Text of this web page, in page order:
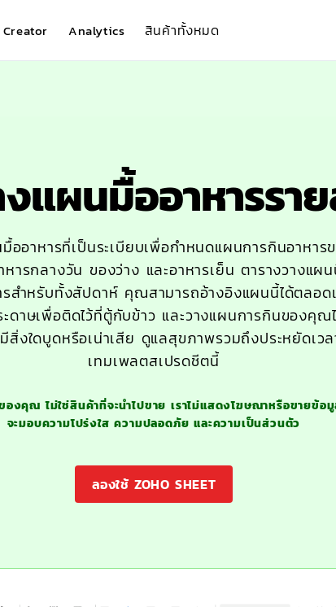
Creator Analytics สินค้าทั้งหมด
งแผนมื้ออาหารรา
ออาหารที่เป็นระเบียบเพื่อกำหนดแผนการกินอาหา
หารกลางวัน ของว่าง และอาหารเย็น ตารางวางแผ
รสำหรับทั้งสัปดาห์ คุณสามารถอ้างอิงแผนนี้ได้ตลอด
ดาษเพื่อติดไว้ที่ตู้กับข้าว และวางแผนการกินของคุณ
สิ่งใดบูดหรือเน่าเสีย ดูแลสุขภาพรวมถึงประหยัดเว
เทมเพลตสเปรดชีตนี้
งคุณ ไม่ใช่สินค้าที่จะนำไปขาย เราไม่แสดงโฆษณาหรือขายข้
จะมอบความโปร่งใส ความปลอดภัย และความเป็นส่วนตัว
ลองใช้ ZOHO SHEET